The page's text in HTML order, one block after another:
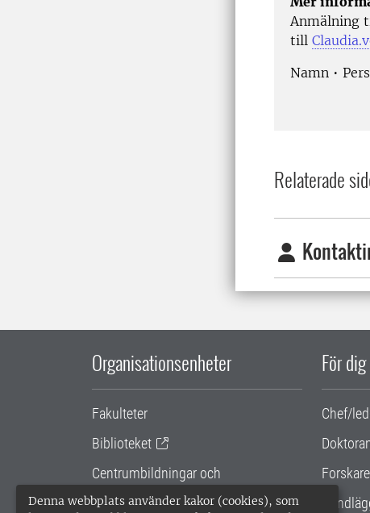
Denna webbplats använder kakor (cookies), som
Anmälning
till
Namn •
Relaterade
Organisationsenheter
Fakulteter
Biblioteket
Centrumbildningar och
samarbetsprojekt
För
Chef/
Forskare